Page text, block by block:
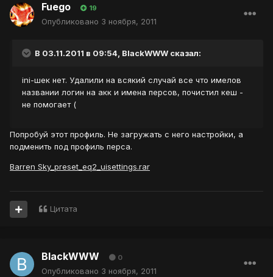
Fuego 19
Опубликовано 3 ноября, 2011
В 03.11.2011 в 09:54, BlackWWW сказал:
ini-шек нет. Удалили на всякий случай все что имелов
названии логин на акк и имена персов, почистил кеш -
не помогает (
Попробуй этот профиль. Не загружать с него настройки, а
подменить под профиль перса.
Barren Sky_preset_eq2_uisettings.rar
Цитата
BlackWWW 0
Опубликовано 3 ноября, 2011